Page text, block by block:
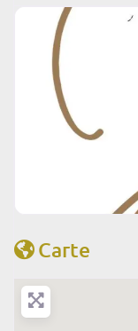
Carte